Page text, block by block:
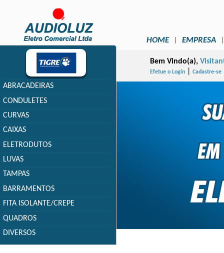
HOME EMPRESA
Bem Vindo(a),
Efetue o Login Cadastre-se
ABRACADEIRAS
CONDULETES
CURVAS
CAIXAS
ELETRODUTOS
LUVAS
TAMPAS
BARRAMENTOS
FITA ISOLANTE/CREPE
QUADROS
DIVERSOS